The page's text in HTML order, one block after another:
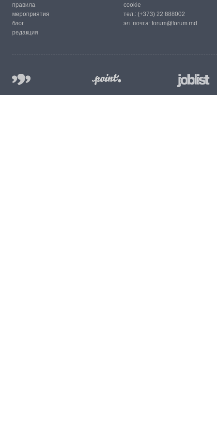
правила
мероприятия
блог
редакция
cookie
тел.: (+373) 22 888002
эл. почта: forum@forum.md